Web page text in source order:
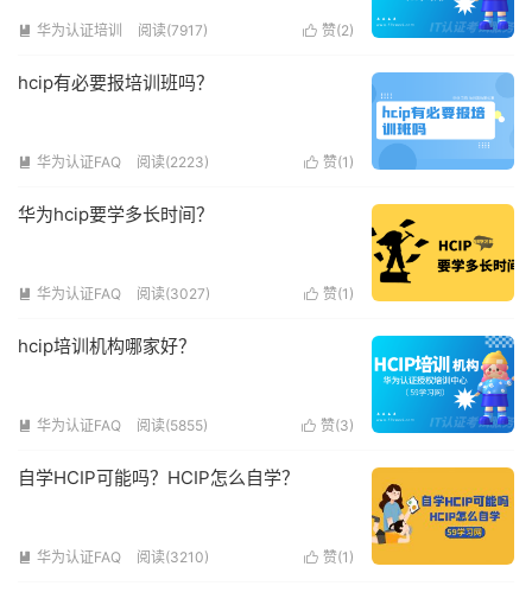
 赞(2)
 华为认证培训 阅读(7917)
hcip有必要报培训班吗？
 赞(1 )
 华为认证FAQ 阅读(2223)
华为hcip要学多长时间？
 赞(1 )
 华为认证FAQ 阅读(3027)
hcip培训机构哪家好？
 赞(3)
 华为认证FAQ 阅读(5855)
自学HCIP可能吗？HCIP怎么自学？
 赞(1 )
 华为认证FAQ 阅读(3210)